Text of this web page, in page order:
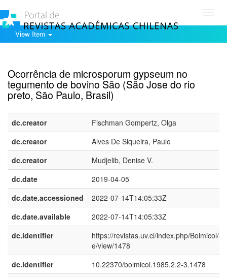
View Item
Ocorrência de microsporum gypseum no
tegumento de bovino São (São Jose do rio
preto, São Paulo, Brasil)
dc.creator
Fischman Gompertz, Olga
dc.creator
Alves De Siqueira, Paulo
dc.creator
Mudjelib, Denise V.
dc.date
2019-04-05
dc.date.accessioned
2022-07-14T14:05:33Z
dc.date.available
2022-07-14T14:05:33Z
dc.identifier
https://revistas.uv.cl/index.php/Bolmicol/
e/view/1478
dc.identifier
10.22370/bolmicol.1985.2.2-3.1478